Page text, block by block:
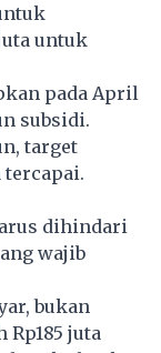
untuk
pada April
subsidi.
target
tercapai.
dihindari
wajib
bukan
juta